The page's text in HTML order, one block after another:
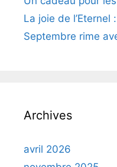
La joie de
Septembre rime
Archives
avril 2026